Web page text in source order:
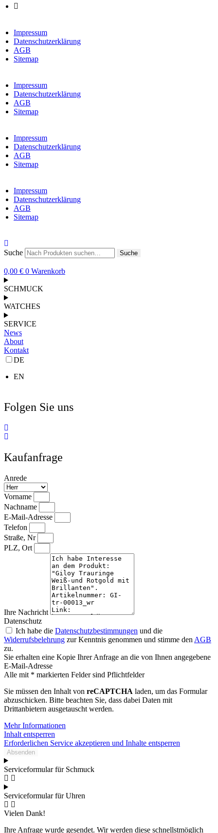
Impressum
Datenschutzerklärung
AGB
Sitemap
Impressum
Datenschutzerklärung
AGB
Sitemap
Impressum
Datenschutzerklärung
AGB
Sitemap
Impressum
Datenschutzerklärung
AGB
Sitemap
Suche Suche
0,00 € 0 Warenkorb
SCHMUCK
WATCHES
SERVICE
News
About
Kontakt
DE
EN
Folgen Sie uns
Kaufanfrage
Anrede
Vorname
Nachname
E-Mail-Adresse
Telefon
Straße, Nr
PLZ, Ort
Ihre Nachricht
Datenschutz
Ich habe die Datenschutzbestimmungen und die
Widerrufsbelehrung zur Kenntnis genommen und stimme den AGB
zu.
Sie erhalten eine Kopie Ihrer Anfrage an die von Ihnen angegebene
E-Mail-Adresse
Alle mit * markierten Felder sind Pflichtfelder
Sie müssen den Inhalt von reCAPTCHA laden, um das Formular
abzuschicken. Bitte beachten Sie, dass dabei Daten mit
Drittanbietern ausgetauscht werden.
Mehr Informationen
Inhalt entsperren
Erforderlichen Service akzeptieren und Inhalte entsperren
Absenden
Serviceformular für Schmuck
Serviceformular für Uhren
Vielen Dank!
Ihre Anfrage wurde gesendet. Wir werden diese schnellstmöglich